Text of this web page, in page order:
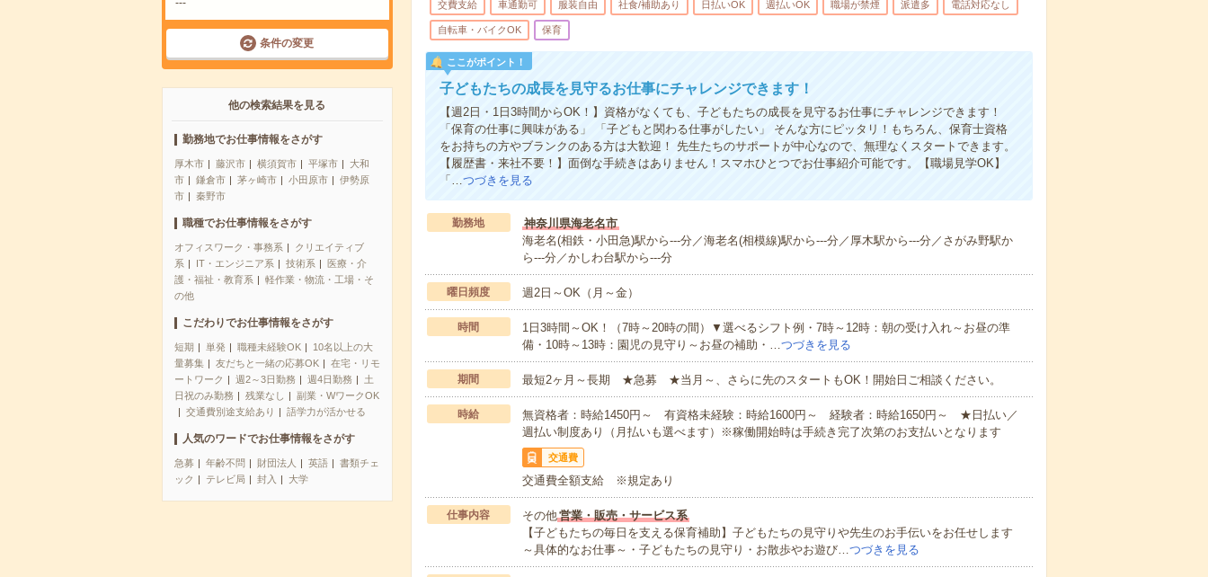
---
条件の変更
他の検索結果を見る
勤務地でお仕事情報をさがす
厚木市 藤沢市 横須賀市 平塚市
大和
市
鎌倉市 茅ヶ崎市 小田原市
伊勢原
市
秦野市
職種でお仕事情報をさがす
オフィスワーク・事務系
クリエイティブ
系
IT・エンジニア系 技術系
医療・介
護・福祉・教育系
軽作業・物流・工場・そ
の他
こだわりでお仕事情報をさがす
短期 単発 職種未経験OK
10名以上の大
量募集
友だちと一緒の応募OK
在宅・リモ
ートワーク
週2～3日勤務 週4日勤務
土
日祝のみ勤務
残業なし
副業・WワークOK
交通費別途支給あり
語学力が活かせる
人気のワードでお仕事情報をさがす
急募 年齢不問 財団法人 英語
書類チェ
ック
テレビ局 封入 大学
交費支給 車通勤可 服装自由 社食/補助あり 日払いOK 週払いOK 職場が禁煙 派遣多 電話対応なし
自転車・バイクOK 保育
ここがポイント！
子どもたちの成長を見守るお仕事にチャレンジできます！
【週2日・1日3時間からOK！】資格がなくても、子どもたちの成長を見守るお仕事にチャレンジできます！
「保育の仕事に興味がある」 「子どもと関わる仕事がしたい」 そんな方にピッタリ！もちろん、保育士資格
をお持ちの方やブランクのある方は大歓迎！ 先生たちのサポートが中心なので、無理なくスタートできます。
【履歴書・来社不要！】面倒な手続きはありません！スマホひとつでお仕事紹介可能です。【職場見学OK】
「…つづきを見る
勤務地
神奈川県海老名市
海老名(相鉄・小田急)駅から---分／海老名(相模線)駅から---分／厚木駅から---分／さがみ野駅か
ら---分／かしわ台駅から---分
曜日頻度 週2日～OK（月～金）
時間
1日3時間～OK！（7時～20時の間）▼選べるシフト例・7時～12時：朝の受け入れ～お昼の準
備・10時～13時：園児の見守り～お昼の補助・…つづきを見る
期間 最短2ヶ月～長期 ★急募 ★当月～、さらに先のスタートもOK！開始日ご相談ください。
時給
無資格者：時給1450円～ 有資格未経験：時給1600円～ 経験者：時給1650円～ ★日払い／
週払い制度あり（月払いも選べます）※稼働開始時は手続き完了次第のお支払いとなります
交通費
交通費全額支給 ※規定あり
仕事内容 その他営業・販売・サービス系
【子どもたちの毎日を支える保育補助】子どもたちの見守りや先生のお手伝いをお任せします
～具体的なお仕事～・子どもたちの見守り・お散歩やお遊び…つづきを見る